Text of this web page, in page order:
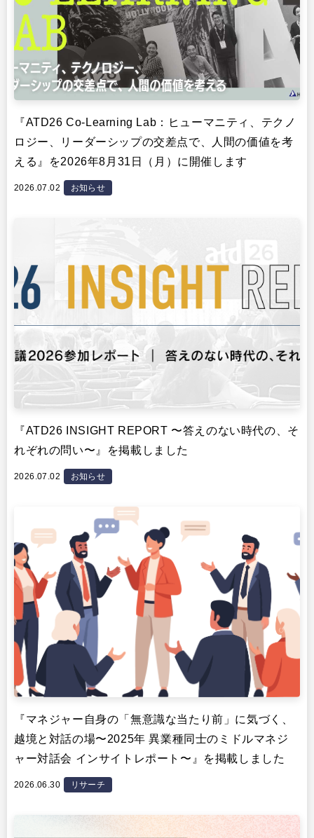
『ATD26 Co-Learning Lab：ヒューマニティ、テクノ
ロジー、リーダーシップの交差点で、人間の価値を考
える』を2026年8月31日（月）に開催します
2026.07.02 お知らせ
『ATD26 INSIGHT REPORT 〜答えのない時代の、そ
れぞれの問い〜』を掲載しました
2026.07.02 お知らせ
『マネジャー自身の「無意識な当たり前」に気づく、
越境と対話の場〜2025年 異業種同士のミドルマネジ
ャー対話会 インサイトレポート〜』を掲載しました
2026.06.30 リサーチ